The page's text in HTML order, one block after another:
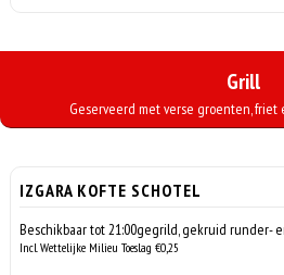
Grill
Geserveerd met verse groenten, friet
IZGARA KOFTE SCHOTEL
Beschikbaar tot 21:00gegrild, gekruid runder-
Incl. Wettelijke Milieu Toeslag €0,25